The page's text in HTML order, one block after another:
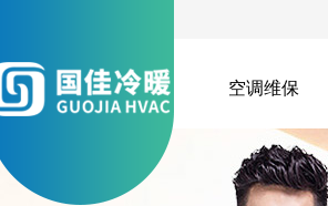
空调维保